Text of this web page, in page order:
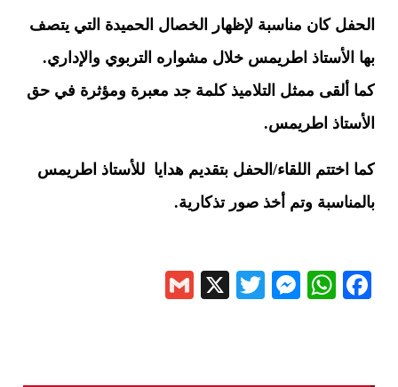
الحفل كان مناسبة لإظهار الخصال الحميدة التي يتصف
بها الأستاذ اطريمس خلال مشواره التربوي والإداري.
كما ألقى ممثل التلاميذ كلمة جد معبرة ومؤثرة في حق
الأستاذ اطريمس.
كما اختتم اللقاء/الحفل بتقديم هدايا للأستاذ اطريمس
بالمناسبة وتم أخذ صور تذكارية.
Facebook
WhatsApp
Messenger
Twitter
X